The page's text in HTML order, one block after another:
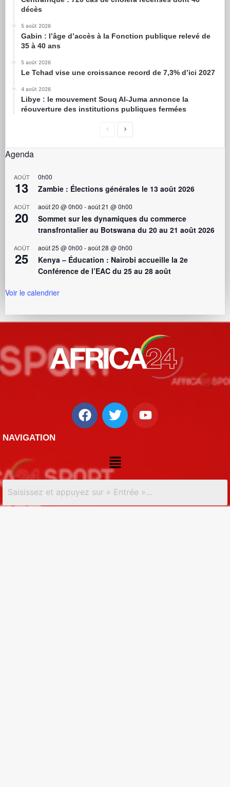
décès
5 août 2026
Gabin : l’âge d’accès à la Fonction publique relevé de
35 à 40 ans
5 août 2026
Le Tchad vise une croissance record de 7,3% d’ici 2027
4 août 2026
Libye : le mouvement Souq Al-Juma annonce la
réouverture des institutions publiques fermées
Agenda
AOÛT
13
0h00
Zambie : Élections générales le 13 août 2026
AOÛT
20
août 20 @ 0h00 -août 21 @ 0h00
Sommet sur les dynamiques du commerce
transfrontalier au Botswana du 20 au 21 août 2026
AOÛT
25
août 25 @ 0h00 -août 28 @ 0h00
Kenya – Éducation : Nairobi accueille la 2e
Conférence de l’EAC du 25 au 28 août
Voir le calendrier
NAVIGATION